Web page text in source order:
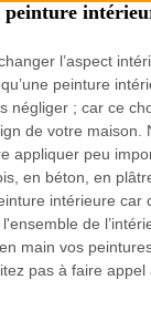
peinture
l’aspect
peinture
négliger ; car ce
de votre maison.
appliquer peu
en béton, en
intérieure car
de
main vos
pas à faire